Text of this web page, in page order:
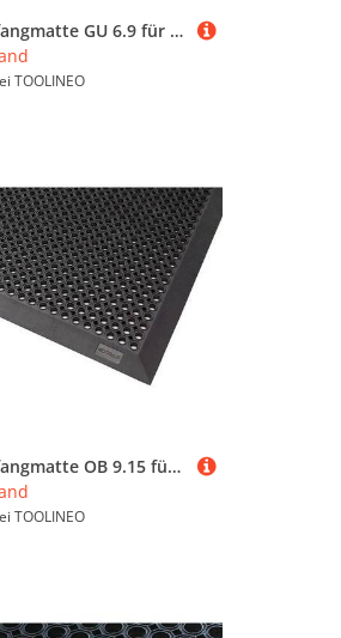
Schmutzfangmatte GU 6.9 für den Innenbereich, 60 x 90 cm, schwarz
TOOLINEO
Schmutzfangmatte OB 9.15 für den Außenbereich, Naturgummi, schwarz, 90 x 150 cm
TOOLINEO